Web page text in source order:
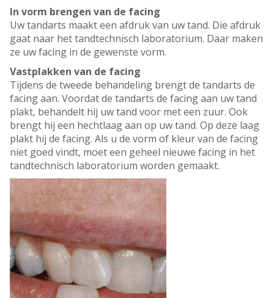
In vorm brengen van de facing
Uw tandarts maakt een afdruk van uw tand. Die afdruk
gaat naar het tandtechnisch laboratorium. Daar maken
ze uw facing in de gewenste vorm.
Vastplakken van de facing
Tijdens de tweede behandeling brengt de tandarts de
facing aan. Voordat de tandarts de facing aan uw tand
plakt, behandelt hij uw tand voor met een zuur. Ook
brengt hij een hechtlaag aan op uw tand. Op deze laag
plakt hij de facing. Als u de vorm of kleur van de facing
niet goed vindt, moet een geheel nieuwe facing in het
tandtechnisch laboratorium worden gemaakt.